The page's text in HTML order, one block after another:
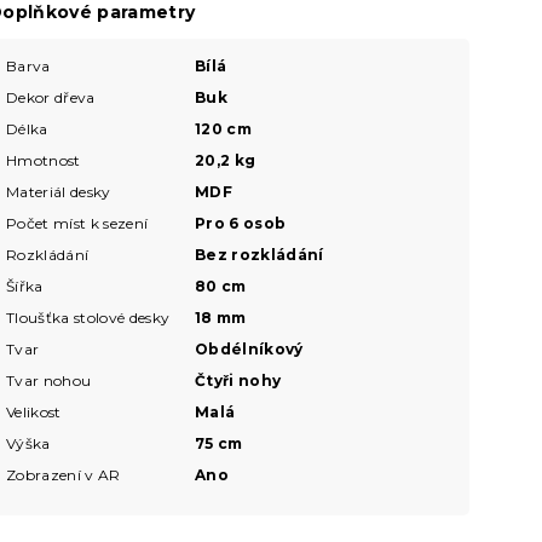
parametry
Barva
Bílá
Dekor dřeva
Buk
Délka
120 cm
Hmotnost
20,2 kg
Materiál desky
MDF
Počet míst k sezení
Pro 6 osob
Rozkládání
Bez rozkládání
Šířka
80 cm
Tloušťka stolové desky
18 mm
Tvar
Obdélníkový
Tvar nohou
Čtyři nohy
Velikost
Malá
Výška
75 cm
Zobrazení v AR
Ano